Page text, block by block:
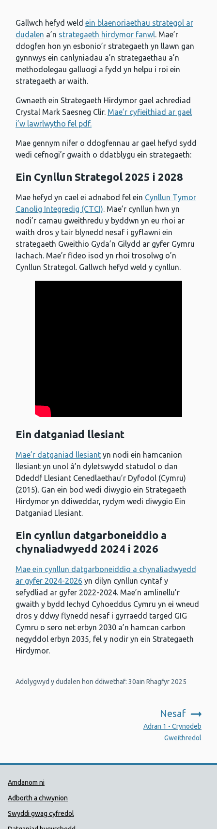
Gallwch hefyd weld ein blaenoriaethau strategol ar
dudalen a’n strategaeth hirdymor fanwl. Mae’r
ddogfen hon yn esbonio’r strategaeth yn llawn gan
gynnwys ein canlyniadau a’n strategaethau a’n
methodolegau galluogi a fydd yn helpu i roi ein
strategaeth ar waith.
Gwnaeth ein Strategaeth Hirdymor gael achrediad
Crystal Mark Saesneg Clir. Mae’r cyfieithiad ar gael
i’w lawrlwytho fel pdf.
Mae gennym nifer o ddogfennau ar gael hefyd sydd
wedi cefnogi’r gwaith o ddatblygu ein strategaeth:
Ein Cynllun Strategol 2025 i 2028
Mae hefyd yn cael ei adnabod fel ein Cynllun Tymor
Canolig Integredig (CTCI). Mae’r cynllun hwn yn
nodi’r camau gweithredu y byddwn yn eu rhoi ar
waith dros y tair blynedd nesaf i gyflawni ein
strategaeth Gweithio Gyda’n Gilydd ar gyfer Gymru
Iachach. Mae’r fideo isod yn rhoi trosolwg o’n
Cynllun Strategol. Gallwch hefyd weld y cynllun.
Ein datganiad llesiant
Mae’r datganiad llesiant yn nodi ein hamcanion
llesiant yn unol â’n dyletswydd statudol o dan
Ddeddf Llesiant Cenedlaethau’r Dyfodol (Cymru)
(2015). Gan ein bod wedi diwygio ein Strategaeth
Hirdymor yn ddiweddar, rydym wedi diwygio Ein
Datganiad Llesiant.
Ein cynllun datgarboneiddio a
chynaliadwyedd 2024 i 2026
Mae ein cynllun datgarboneiddio a chynaliadwyedd
ar gyfer 2024-2026 yn dilyn cynllun cyntaf y
sefydliad ar gyfer 2022-2024. Mae’n amlinellu’r
gwaith y bydd Iechyd Cyhoeddus Cymru yn ei wneud
dros y ddwy flynedd nesaf i gyrraedd targed GIG
Cymru o sero net erbyn 2030 a’n hamcan carbon
negyddol erbyn 2035, fel y nodir yn ein Strategaeth
Hirdymor.
Adolygwyd y dudalen hon ddiwethaf: 30ain Rhagfyr 2025
Nesaf
Adran 1 - Crynodeb
Gweithredol
Dolenni Cymorth Iechyd
Amdanom ni
Adborth a chwynion
Swyddi gwag cyfredol